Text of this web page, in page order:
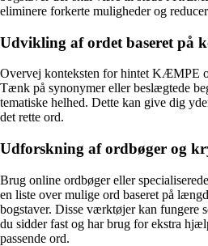
eliminere forkerte muligheder og
Udvikling af ordet baseret på
Overvej konteksten for hintet KÆMPE
Tænk på synonymer eller beslægtede
tematiske helhed. Dette kan give dig
det rette ord.
Udforskning af ordbøger og
Brug online ordbøger eller
en liste over mulige ord baseret på
bogstaver. Disse værktøjer kan fungere
du sidder fast og har brug for ekstra
passende ord.